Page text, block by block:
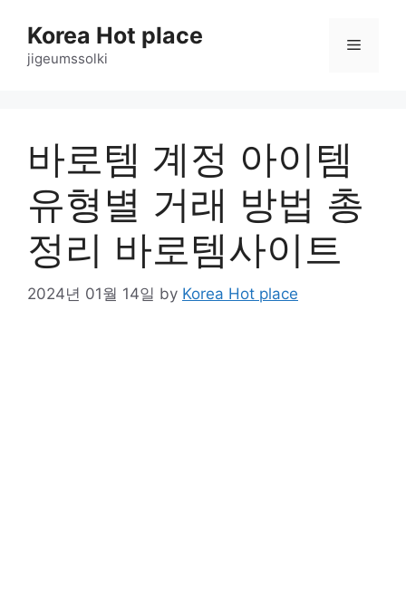
content
Korea Hot place
jigeumssolki
Menu
바로템 계정 아이템
유형별 거래 방법 총
정리 바로템사이트
2024년 01월 14일 by Korea Hot place